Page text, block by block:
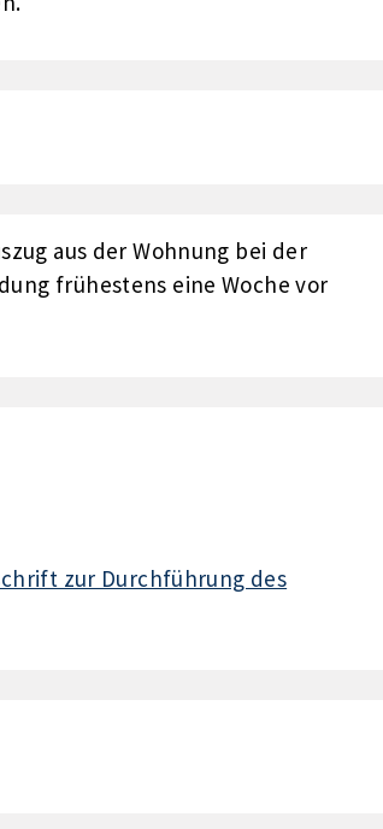
aus der Wohnung bei der
frühestens eine Woche vor
zur Durchführung des